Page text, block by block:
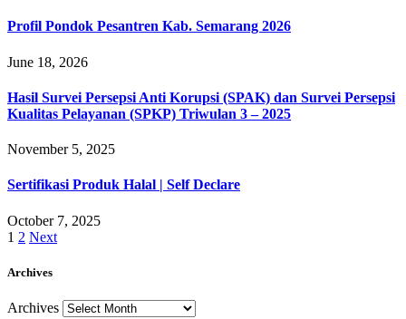
Profil Pondok Pesantren Kab. Semarang 2026
June 18, 2026
Hasil Survei Persepsi Anti Korupsi (SPAK) dan Survei Persepsi
Kualitas Pelayanan (SPKP) Triwulan 3 – 2025
November 5, 2025
Sertifikasi Produk Halal | Self Declare
October 7, 2025
1 2 Next
Archives
Archives